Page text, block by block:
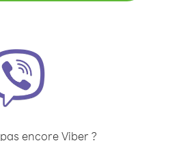
pas encore Viber ?